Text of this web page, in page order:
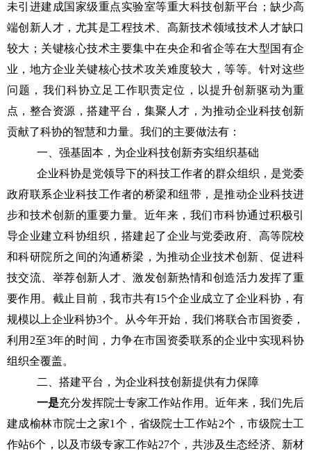
未引进建成国家级重点实验室等重大科技创新平台；缺少高
端创新人才，尤其是工程技术、高新技术领域技术人才缺口
较大；关键核心技术主要集中在央企和省企等在大型国有企
业，地方企业关键核心技术攻关难度较大，等等。针对这些
问题，我们科协立足工作职责定位，以提升创新驱动为重
点，整合资源，搭建平台，集聚人才，为推动企业科技创新
贡献了科协的智慧和力量。我们的主要做法有：
一、强基固本，为企业科技创新夯实组织基础
企业科协是党领导下的科技工作者的群众组织，是党委
政府联系企业科技工作者的桥梁和纽带， 是推动企业科技进
步和技术创新的重要力量。近年来，我们市科协通过积极引
导企业建立科协组织，搭建起了企业与党委政府、高等院校
和科研院所之间的沟通桥梁，为推动企业技术创新、促进科
技交流、举荐创新人才、激发创新热情和创造活力发挥了重
要作用。截止目前，我市共有15个企业成立了企业科协，有
规模以上企业科协3个。从今年开始，我们将联合市国资委，
利用2至3年的时间，力争在市国资委联系的企业中实现科协
组织全覆盖。
二、搭建平台，为企业科技创新提供有力保障
一是充分发挥院士专家工作站作用。近年来，我们先后
建成榆林市院士之家1个，省级院士工作站2个，市级院士工
作站6个，以及市级专家工作站27个，共涉及生态经济、新材